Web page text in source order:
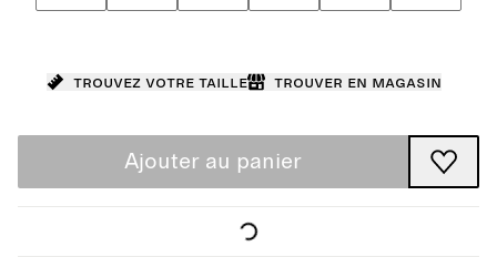
Trouvez votre taille Trouver en magasin
Ajouter au panier